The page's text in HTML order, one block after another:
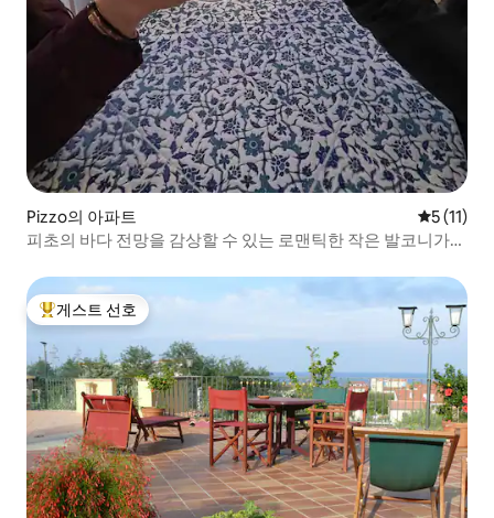
Pizzo의 아파트 평점 5점
5 (11)
피초의 바다 전망을 감상할 수 있는 로맨틱한 작은 발코니가
상위 게스트 선호
게스트 선호